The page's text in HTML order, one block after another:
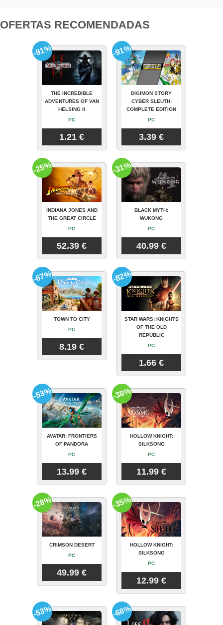
OFERTAS RECOMENDADAS
THE INCREDIBLE
ADVENTURES OF VAN
HELSING II
PC
1.21 €
-91%
DIGIMON STORY
CYBER SLEUTH:
COMPLETE EDITION
PC
3.39 €
-91%
INDIANA JONES AND
THE GREAT CIRCLE
PC
52.39 €
-25%
BLACK MYTH:
WUKONG
PC
40.99 €
-31%
TOWN TO CITY
PC
8.19 €
-67%
STAR WARS: KNIGHTS
OF THE OLD
REPUBLIC
PC
1.66 €
-82%
AVATAR: FRONTIERS
OF PANDORA
PC
13.99 €
-53%
HOLLOW KNIGHT:
SILKSONG
PC
11.99 €
-38%
CRIMSON DESERT
PC
49.99 €
-28%
HOLLOW KNIGHT:
SILKSONG
PC
12.99 €
-35%
-53% -68%